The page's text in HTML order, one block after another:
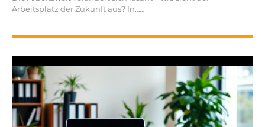
Arbeitsplatz der Zukunft aus? In…